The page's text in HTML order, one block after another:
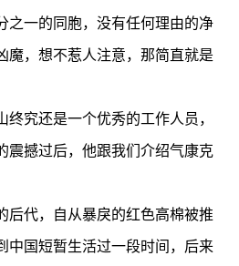
之一的同胞，没有任何理由的净
魔，想不惹人注意，那简直就是
究还是一个优秀的工作人员，
震撼过后，他跟我们介绍气康克
代，自从暴戾的红色高棉被推
中国短暂生活过一段时间，后来